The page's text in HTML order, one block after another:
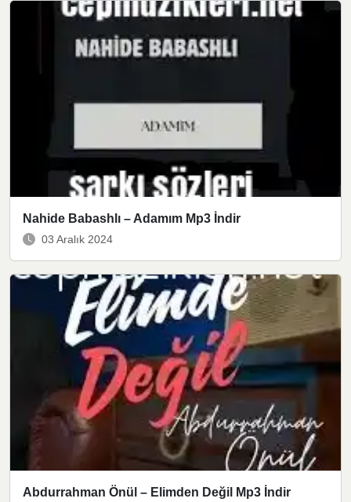
Nahide Babashlı – Adamım Mp3 İndir
03 Aralık 2024
Abdurrahman Önül – Elimden Değil Mp3 İndir